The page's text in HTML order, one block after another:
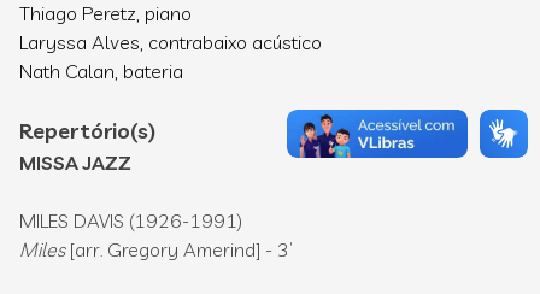
Thiago Peretz, piano
Laryssa Alves, contrabaixo acústico
Nath Calan, bateria
Repertório(s)
MISSA JAZZ
MILES DAVIS (1926-1991)
Miles[arr. Gregory Amerind] - 3’